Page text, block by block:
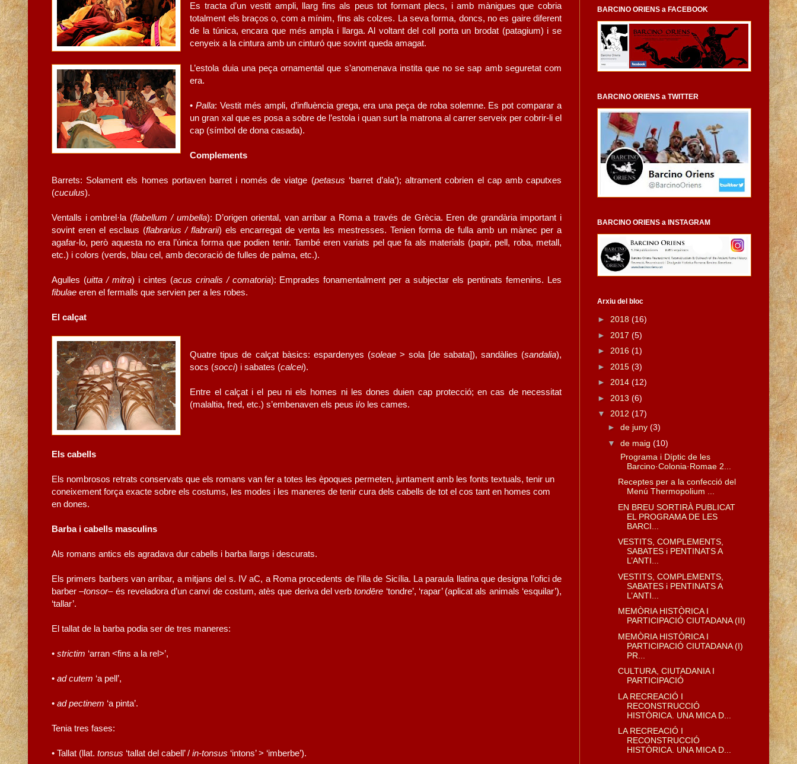
Es tracta d’un vestit ampli, llarg fins als peus tot formant plecs, i amb mànigues que cobria
totalment els braços o, com a mínim, fins als colzes. La seva forma, doncs, no es gaire diferent
de la túnica, encara que més ampla i llarga. Al voltant del coll porta un brodat (patagium) i se
cenyeix a la cintura amb un cinturó que sovint queda amagat.
L’estola duia una peça ornamental que s’anomenava instita que no se sap amb seguretat com
era.
•Palla: Vestit més ampli, d’influència grega, era una peça de roba solemne. Es pot comparar a
un gran xal que es posa a sobre de l’estola i quan surt la matrona al carrer serveix per cobrir-li el
cap (símbol de dona casada).
Complements
Barrets: Solament els homes portaven barret i només de viatge (petasus ‘barret d’ala’); altrament cobrien el cap amb caputxes
(cuculus).
Ventalls i ombrel·la (flabellum / umbella): D’origen oriental, van arribar a Roma a través de Grècia. Eren de grandària important i
sovint eren el esclaus (flabrarius / flabrarii) els encarregat de venta les mestresses. Tenien forma de fulla amb un mànec per a
agafar-lo, però aquesta no era l’única forma que podien tenir. També eren variats pel que fa als materials (papir, pell, roba, metall,
etc.) i colors (verds, blau cel, amb decoració de fulles de palma, etc.).
Agulles (uitta / mitra) i cintes (acus crinalis / comatoria): Emprades fonamentalment per a subjectar els pentinats femenins. Les
fibulae eren el fermalls que servien per a les robes.
El calçat
Quatre tipus de calçat bàsics: espardenyes (soleae> sola [de sabata]), sandàlies (sandalia),
socs (socci) i sabates (calcei).
Entre el calçat i el peu ni els homes ni les dones duien cap protecció; en cas de necessitat
(malaltia, fred, etc.) s’embenaven els peus i/o les cames.
Els cabells
Els nombrosos retrats conservats que els romans van fer a totes les èpoques permeten, juntament amb les fonts textuals, tenir un
coneixement força exacte sobre els costums, les modes i les maneres de tenir cura dels cabells de tot el cos tant en homes com
en dones.
Barba i cabells masculins
Als romans antics els agradava dur cabells i barba llargs i descurats.
Els primers barbers van arribar, a mitjans del s. IV aC, a Roma procedents de l’illa de Sicília. La paraula llatina que designa l’ofici de
barber –tonsor– és reveladora d’un canvi de costum, atès que deriva del verbtondēre ‘tondre’, ‘rapar’ (aplicat als animals ‘esquilar’),
‘tallar’.
El tallat de la barba podia ser de tres maneres:
• strictim ‘arran <fins a la rel>’,
• ad cutem ‘a pell’,
• ad pectinem ‘a pinta’.
Tenia tres fases:
• Tallat (llat. tonsus ‘tallat del cabell’ / in-tonsus ‘intons’ > ‘imberbe’).
BARCINO ORIENS a FACEBOOK
BARCINO ORIENS a TWITTER
BARCINO ORIENS a INSTAGRAM
Arxiu del bloc
► 2018 (16)
► 2017 (5)
► 2016 (1)
► 2015 (3)
► 2014 (12)
► 2013 (6)
▼ 2012 (17)
► de juny (3)
▼ de maig (10)
Programa i Díptic de les
Barcino·Colonia·Romae 2...
Receptes per a la confecció del
Menú Thermopolium ...
EN BREU SORTIRÀ PUBLICAT
EL PROGRAMA DE LES
BARCI...
VESTITS, COMPLEMENTS,
SABATES i PENTINATS A
L’ANTI...
VESTITS, COMPLEMENTS,
SABATES i PENTINATS A
L’ANTI...
MEMÒRIA HISTÒRICA I
PARTICIPACIÓ CIUTADANA (II)
MEMÒRIA HISTÒRICA I
PARTICIPACIÓ CIUTADANA (I)
PR...
CULTURA, CIUTADANIA I
PARTICIPACIÓ
LA RECREACIÓ I
RECONSTRUCCIÓ
HISTÒRICA. UNA MICA D...
LA RECREACIÓ I
RECONSTRUCCIÓ
HISTÒRICA. UNA MICA D...